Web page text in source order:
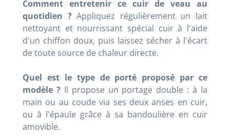
Comment entretenir ce cuir de veau au
quotidien ?Appliquez régulièrement un lait
nettoyant et nourrissant spécial cuir à l'aide
d'un chiffon doux, puis laissez sécher à l'écart
de toute source de chaleur directe.
Quel est le type de porté proposé par ce
modèle ? Il propose un portage double : à la
main ou au coude via ses deux anses en cuir,
ou à l'épaule grâce à sa bandoulière en cuir
amovible.